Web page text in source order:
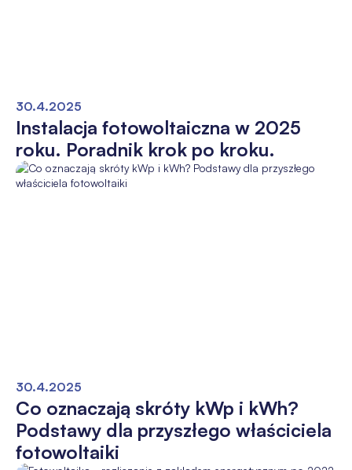
30.4.2025
Instalacja fotowoltaiczna w 2025
roku. Poradnik krok po kroku.
30.4.2025
Co oznaczają skróty kWp i kWh?
Podstawy dla przyszłego właściciela
fotowoltaiki